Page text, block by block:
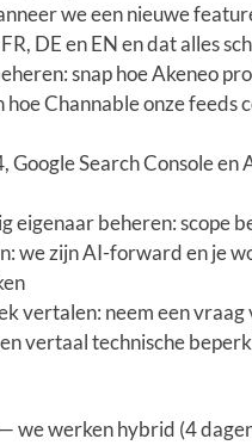
we een nieuwe
DE en EN en dat alles
snap hoe Akeneo
Channable onze
Google Search Console
eigenaar beheren: scope
we zijn AI-forward en je
vertalen: neem een
vertaal technische
we werken hybrid (4